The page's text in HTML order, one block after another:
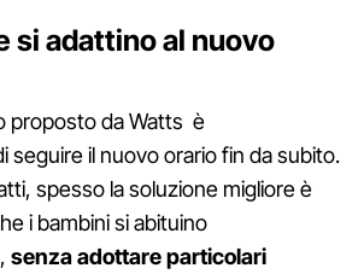
si adattino al nuovo
proposto da Watts è
seguire il nuovo orario fin da subito.
spesso la soluzione migliore è
i bambini si abituino
senza adottare particolari